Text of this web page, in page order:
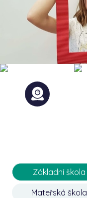
Základní škola
Mateřská škola